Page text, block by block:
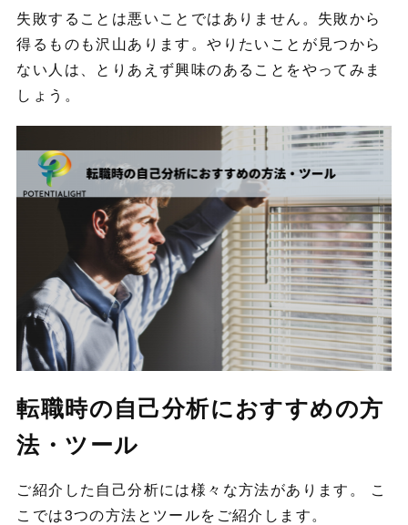
失敗することは悪いことではありません。失敗から
得るものも沢山あります。やりたいことが見つから
ない人は、とりあえず興味のあることをやってみま
しょう。
転職時の自己分析におすすめの方
法・ツール
ご紹介した自己分析には様々な方法があります。 こ
こでは3つの方法とツールをご紹介します。